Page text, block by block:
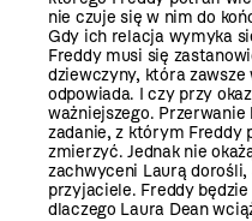
nie czuje się w nim do
Gdy ich relacja wymyka
Freddy musi się
dziewczyny, która zawsze
odpowiada. I czy przy
ważniejszego. Przerwanie
zadanie, z którym Freddy
zmierzyć. Jednak nie
zachwyceni Laurą
przyjaciele. Freddy
dlaczego Laura Dean